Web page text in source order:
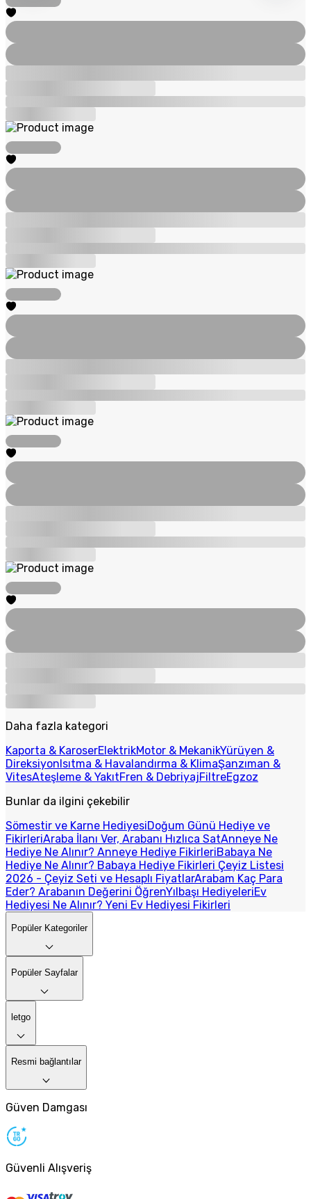
Daha fazla kategori
Kaporta & KaroserElektrikMotor & MekanikYürüyen &
DireksiyonIsıtma & Havalandırma & KlimaŞanzıman &
VitesAteşleme & YakıtFren & DebriyajFiltreEgzoz
Bunlar da ilgini çekebilir
Sömestir ve Karne HediyesiDoğum Günü Hediye ve
FikirleriAraba İlanı Ver, Arabanı Hızlıca SatAnneye Ne
Hediye Ne Alınır? Anneye Hediye FikirleriBabaya Ne
Hediye Ne Alınır? Babaya Hediye Fikirleri Çeyiz Listesi
2026 - Çeyiz Seti ve Hesaplı FiyatlarArabam Kaç Para
Eder? Arabanın Değerini ÖğrenYılbaşı HediyeleriEv
Hediyesi Ne Alınır? Yeni Ev Hediyesi Fikirleri
Popüler Kategoriler
Popüler Sayfalar
letgo
Resmi bağlantılar
Güven Damgası
Güvenli Alışveriş